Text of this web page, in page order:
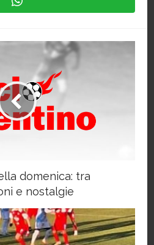
domenica: tra
e nostalgie